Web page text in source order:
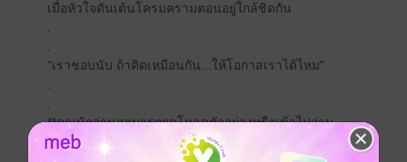
เมื่อหัวใจดันเต้นโครมครามตอนอยู่ใกล้ชิดกัน
"เราชอบนับ ถ้าคิดเหมือนกัน...ให้โอกาสเราได้ไหม"
**คุณนักอ่านสามารถกดโหลดตัวอย่างหรือเข้าไปอ่าน
เนื้อหารายตอนใน readAwrite เพื่อประกอบการตัดสินใจ